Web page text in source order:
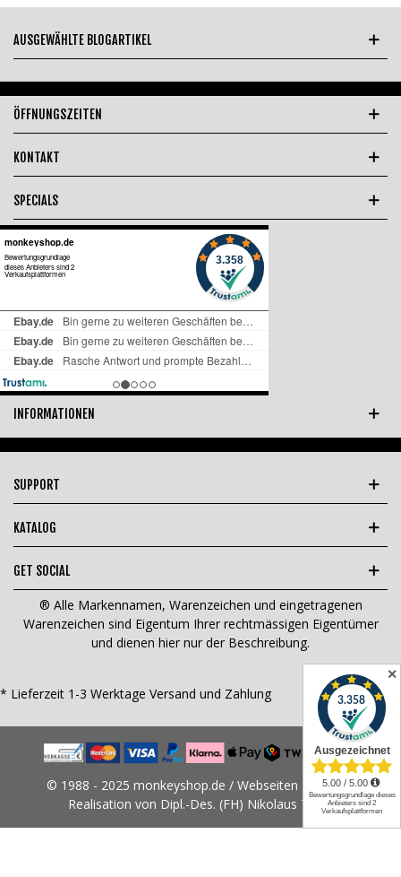
AUSGEWÄHLTE BLOGARTIKEL
ÖFFNUNGSZEITEN
KONTAKT
SPECIALS
✕
INFORMATIONEN
SUPPORT
KATALOG
GET SOCIAL
® Alle Markennamen, Warenzeichen und eingetragenen
Warenzeichen sind Eigentum Ihrer rechtmässigen Eigentümer
und dienen hier nur der Beschreibung.
* Lieferzeit 1-3 Werktage Versand und Zahlung
© 1988 - 2025 monkeyshop.de / Webseiten Design &
Realisation von Dipl.-Des. (FH) Nikolaus Tams